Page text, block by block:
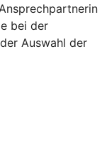
bei der
Auswahl der